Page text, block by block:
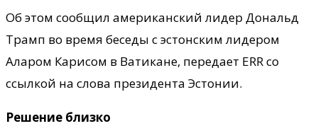
Об этом сообщил американский лидер Дональд
Трамп во время беседы с эстонским лидером
Аларом Карисом в Ватикане, передает ERR со
ссылкой на слова президента Эстонии.
Решение близко